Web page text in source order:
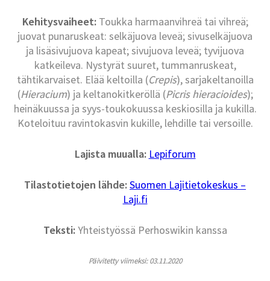
Kehitysvaiheet:Toukka harmaanvihreä tai vihreä;
juovat punaruskeat: selkäjuova leveä; sivuselkäjuova
ja lisäsivujuova kapeat; sivujuova leveä; tyvijuova
katkeileva. Nystyrät suuret, tummanruskeat,
tähtikarvaiset. Elää keltoilla (Crepis), sarjakeltanoilla
(Hieracium) ja keltanokitkeröllä (Picris hieracioides);
heinäkuussa ja syys-toukokuussa keskiosilla ja kukilla.
Koteloituu ravintokasvin kukille, lehdille tai versoille.
Lajista muualla: Lepiforum
Tilastotietojen lähde:Suomen Lajitietokeskus –
Laji.fi
Teksti:Yhteistyössä Perhoswikin kanssa
Päivitetty viimeksi: 03.11.2020